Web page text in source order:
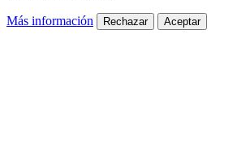
Más información Rechazar Aceptar